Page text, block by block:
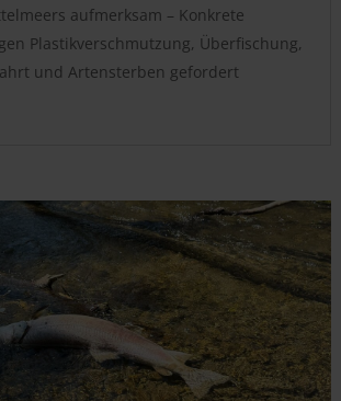
aufmerksam – Konkrete
Plastikverschmutzung, Überfischung,
und Artensterben gefordert